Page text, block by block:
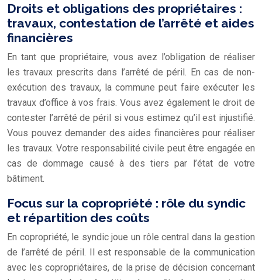
Droits et obligations des propriétaires :
travaux, contestation de l’arrêté et aides
financières
En tant que propriétaire, vous avez l’obligation de réaliser
les travaux prescrits dans l’arrêté de péril. En cas de non-
exécution des travaux, la commune peut faire exécuter les
travaux d’office à vos frais. Vous avez également le droit de
contester l’arrêté de péril si vous estimez qu’il est injustifié.
Vous pouvez demander des aides financières pour réaliser
les travaux. Votre responsabilité civile peut être engagée en
cas de dommage causé à des tiers par l’état de votre
bâtiment.
Focus sur la copropriété : rôle du syndic
et répartition des coûts
En copropriété, le syndic joue un rôle central dans la gestion
de l’arrêté de péril. Il est responsable de la communication
avec les copropriétaires, de la prise de décision concernant